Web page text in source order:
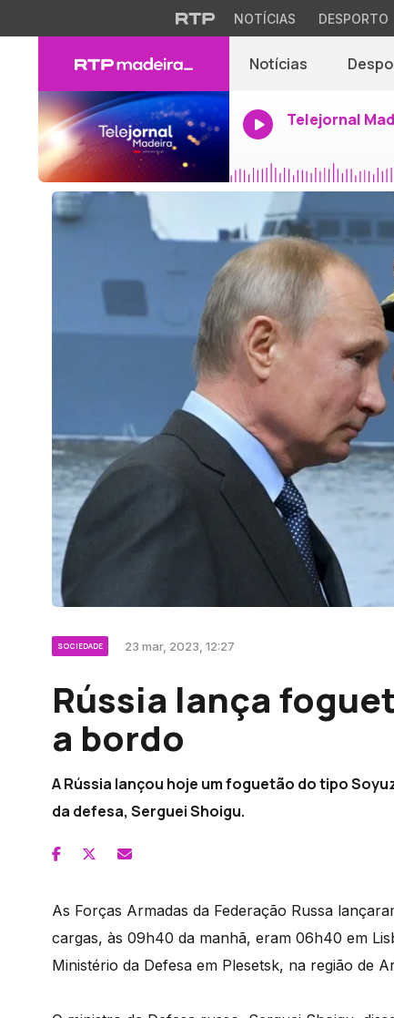
NOTÍCIAS DESPORTO
Notícias
Telejornal
SOCIEDADE 23 mar, 2023, 12:27
Rússia lança
a bordo
A Rússia lançou hoje um foguetão do tipo
da defesa, Serguei Shoigu.
As Forças Armadas da Federação Russa
cargas, às 09h40 da manhã, eram 06h40 em
Ministério da Defesa em Plesetsk, na região de